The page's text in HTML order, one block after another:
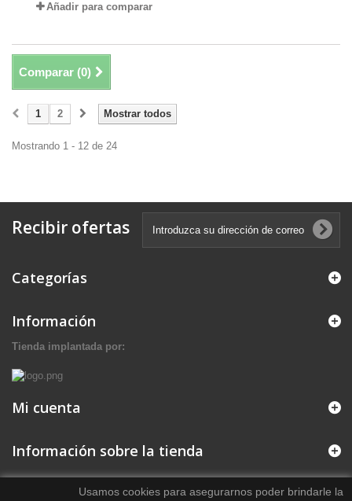
Añadir para comparar
Comparar (0)
Mostrar todos
1 2
Mostrando 1 - 12 de 24
Recibir ofertas
Categorías
Información
Tienda implantada por:
Mi cuenta
Información sobre la tienda
Usamos cookies para asegurarnos poder brindarle la